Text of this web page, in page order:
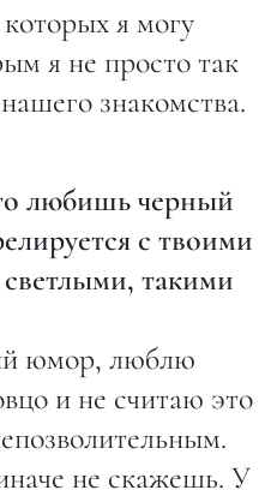
я могу
я не просто так
знакомства.
любишь черный
с твоими
такими
юмор, люблю
и не считаю это
не скажешь. У